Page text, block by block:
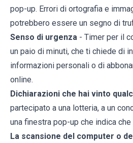
pop-up. Errori di ortografia e
potrebbero essere un segno di
Senso di urgenza - Timer per il
un paio di minuti, che ti chiede di
informazioni personali o di
online.
Dichiarazioni che hai vinto
partecipato a una lotteria, a un
una finestra pop-up che indica che
La scansione del computer o